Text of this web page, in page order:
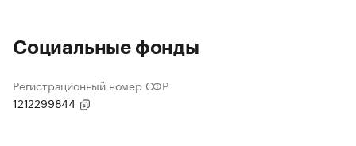
Социальные фонды
Регистрационный номер СФР
1212299844